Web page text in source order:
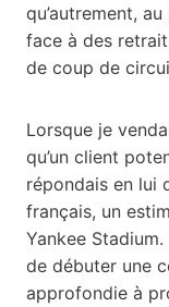
qu’autrement,
face à des
de coup de
Lorsque je
qu’un client
répondais en lui
français, un
Yankee
de débuter une
approfondie à